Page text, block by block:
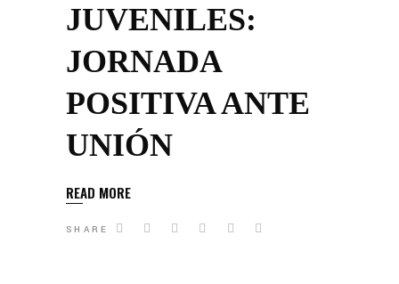
JUVENILES:
JORNADA
POSITIVA ANTE
UNIÓN
READ MORE
SHARE